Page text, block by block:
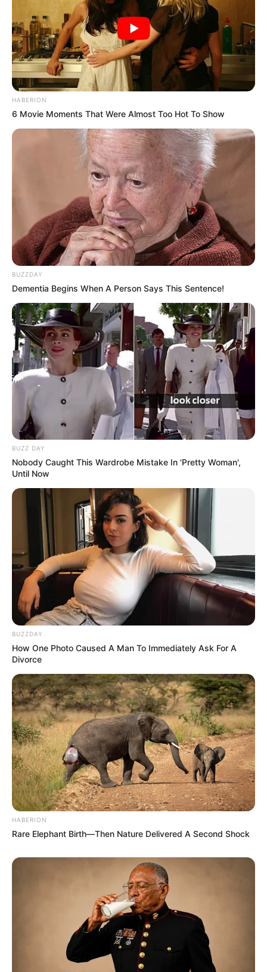
Tags Gujarat Gujarat News કરણસિંહ ચાવડા ક્ષત્રિય સમાજ
અમારી યુટ્યુબ ચેનલ ને Subscribe કરો
અમદાવાદમાં મેયરને જોતા જ 3 દિવસથી પાણીમાં
રહેલા લોકોનો બાટલો ફાટ્યો
2 weeks ago
‘વિદ્યાર્થીઓને મારવાનો આદેશ કોણે આપ્યો, પેલેટ
ગનનો ઉપયોગ કરવાની મંજુરી કોણે આપી? રાહુલ
ગાંધીએ અમિત શાહને પત્ર લખ્યો
2 weeks ago
HABERION
6 Movie Moments That Were Almost Too Hot To Show
BUZZDAY
Dementia Begins When A Person Says This Sentence!
BUZZ DAY
Nobody Caught This Wardrobe Mistake In 'Pretty Woman',
Until Now
BUZZDAY
How One Photo Caused A Man To Immediately Ask For A
Divorce
HABERION
Rare Elephant Birth—Then Nature Delivered A Second Shock